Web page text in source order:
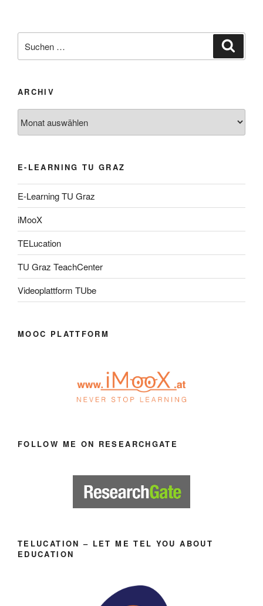
nach:
ARCHIV
E-LEARNING TU GRAZ
E-Learning TU Graz
iMooX
TELucation
TU Graz TeachCenter
Videoplattform TUbe
MOOC PLATTFORM
FOLLOW ME ON RESEARCHGATE
TELUCATION – LET ME TEL YOU ABOUT
EDUCATION